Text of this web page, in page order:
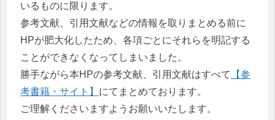
いるものに限ります。
参考文献、引用文献などの情報を取りまとめる前に
HPが肥大化したため、各項ごとにそれらを明記する
ことができなくなってしまいました。
勝手ながら本HPの参考文献、引用文献はすべて
【参
考書籍・サイト】 にてまとめております。
ご理解くださいますようお願いいたします。